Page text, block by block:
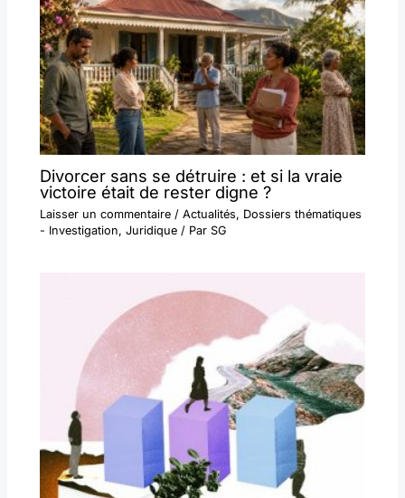
Divorcer sans se détruire : et si la vraie
victoire était de rester digne ?
Laisser un commentaire /Actualités, Dossiers thématiques
- Investigation,Juridique / Par SG